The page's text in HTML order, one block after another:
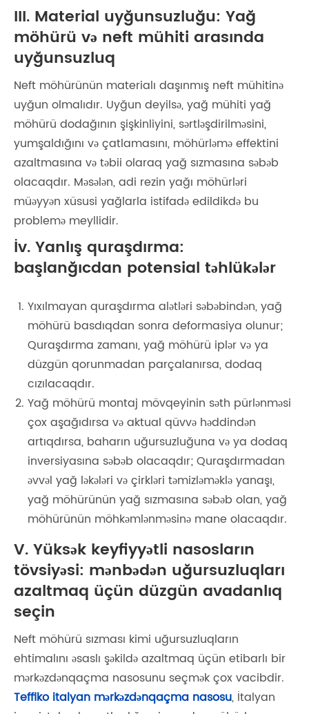
III. Material uyğunsuzluğu: Yağ
möhürü və neft mühiti arasında
uyğunsuzluq
Neft möhürünün materialı daşınmış neft mühitinə
uyğun olmalıdır. Uyğun deyilsə, yağ mühiti yağ
möhürü dodağının şişkinliyini, sərtləşdirilməsini,
yumşaldığını və çatlamasını, möhürləmə effektini
azaltmasına və təbii olaraq yağ sızmasına səbəb
olacaqdır. Məsələn, adi rezin yağı möhürləri
müəyyən xüsusi yağlarla istifadə edildikdə bu
problemə meyllidir.
İv. Yanlış quraşdırma:
başlanğıcdan potensial təhlükələr
Yıxılmayan quraşdırma alətləri səbəbindən, yağ
möhürü basdıqdan sonra deformasiya olunur;
Quraşdırma zamanı, yağ möhürü iplər və ya
düzgün qorunmadan parçalanırsa, dodaq
cızılacaqdır.
Yağ möhürü montaj mövqeyinin səth pürlənməsi
çox aşağıdırsa və aktual qüvvə həddindən
artıqdırsa, baharın uğursuzluğuna və ya dodaq
inversiyasına səbəb olacaqdır; Quraşdırmadan
əvvəl yağ ləkələri və çirkləri təmizləməklə yanaşı,
yağ möhürünün yağ sızmasına səbəb olan, yağ
möhürünün möhkəmlənməsinə mane olacaqdır.
V. Yüksək keyfiyyətli nasosların
tövsiyəsi: mənbədən uğursuzluqları
azaltmaq üçün düzgün avadanlıq
seçin
Neft möhürü sızması kimi uğursuzluqların
ehtimalını əsaslı şəkildə azaltmaq üçün etibarlı bir
mərkəzdənqaçma nasosunu seçmək çox vacibdir.
Teffiko italyan mərkəzdənqaçma nasosu, İtalyan